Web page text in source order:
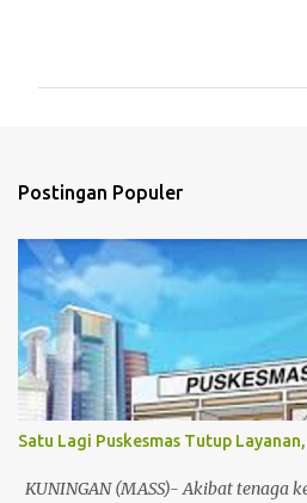
r
Postingan Populer
Satu Lagi Puskesmas Tutup
KUNINGAN (MASS)- Akibat tenaga